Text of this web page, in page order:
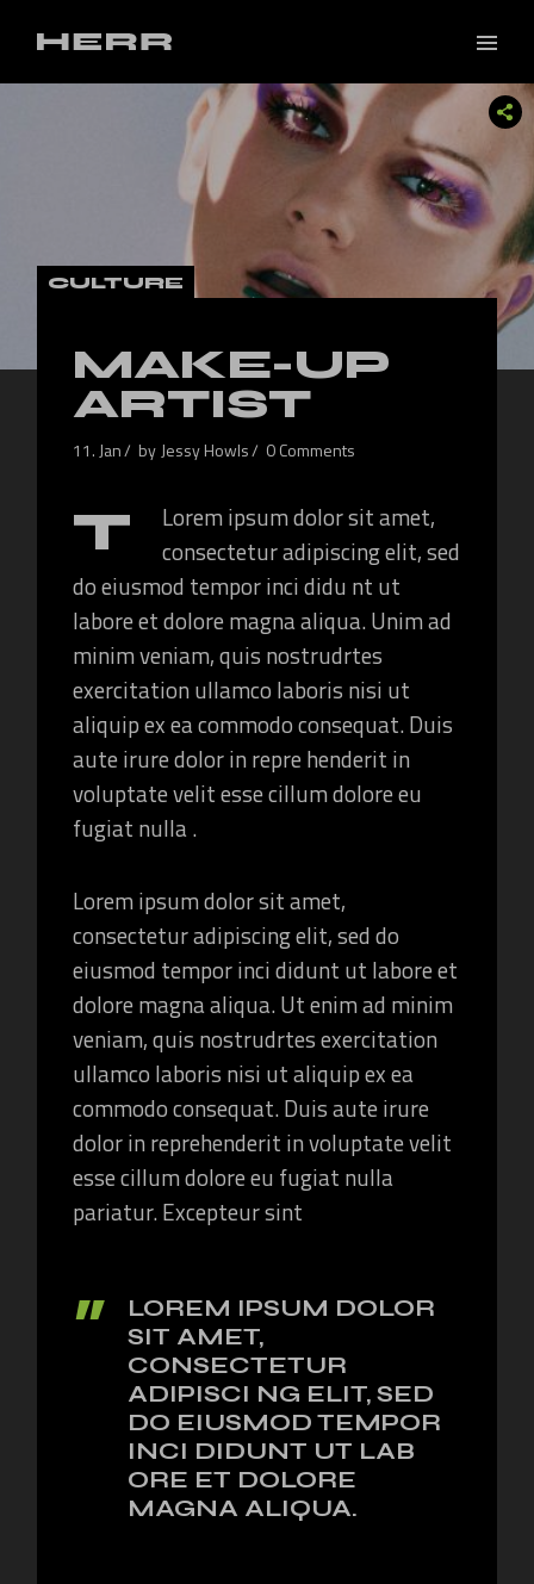
CULTURE
MAKE-UP
ARTIST
11. Jan by Jessy Howls 0 Comments
T
Lorem ipsum dolor sit amet,
consectetur adipiscing elit, sed
do eiusmod tempor inci didu nt ut
labore et dolore magna aliqua. Unim ad
minim veniam, quis nostrudrtes
exercitation ullamco laboris nisi ut
aliquip ex ea commodo consequat. Duis
aute irure dolor in repre henderit in
voluptate velit esse cillum dolore eu
fugiat nulla .
Lorem ipsum dolor sit amet,
consectetur adipiscing elit, sed do
eiusmod tempor inci didunt ut labore et
dolore magna aliqua. Ut enim ad minim
veniam, quis nostrudrtes exercitation
ullamco laboris nisi ut aliquip ex ea
commodo consequat. Duis aute irure
dolor in reprehenderit in voluptate velit
esse cillum dolore eu fugiat nulla
pariatur. Excepteur sint
LOREM IPSUM DOLOR
SIT AMET,
CONSECTETUR
ADIPISCI NG ELIT, SED
DO EIUSMOD TEMPOR
INCI DIDUNT UT LAB
ORE ET DOLORE
MAGNA ALIQUA.